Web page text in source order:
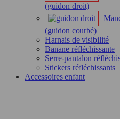
(guidon droit)
(guidon courbé)
Harnais de visibilité
Banane réfléchissante
Serre-pantalon
Stickers réfléchissants
Accessoires enfant